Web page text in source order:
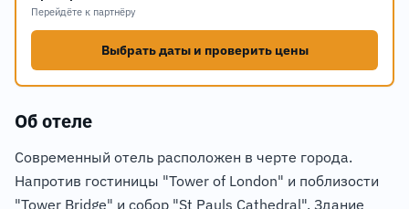
Перейдёте к партнёру
Выбрать даты и проверить цены
Об отеле
Современный отель расположен в черте города.
Напротив гостиницы "Tower of London" и поблизости
"Tower Bridge" и собор "St Pauls Cathedral". Здание